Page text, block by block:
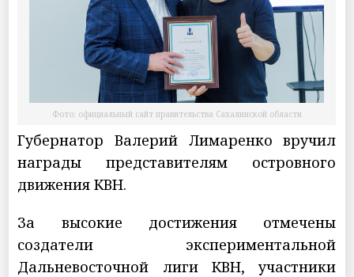
Фото: официальный сайт правительства Сахалинской области
Губернатор Валерий Лимаренко вручил
награды представителям островного
движения КВН.
За высокие достижения отмечены
создатели экспериментальной
Дальневосточной лиги КВН, участники